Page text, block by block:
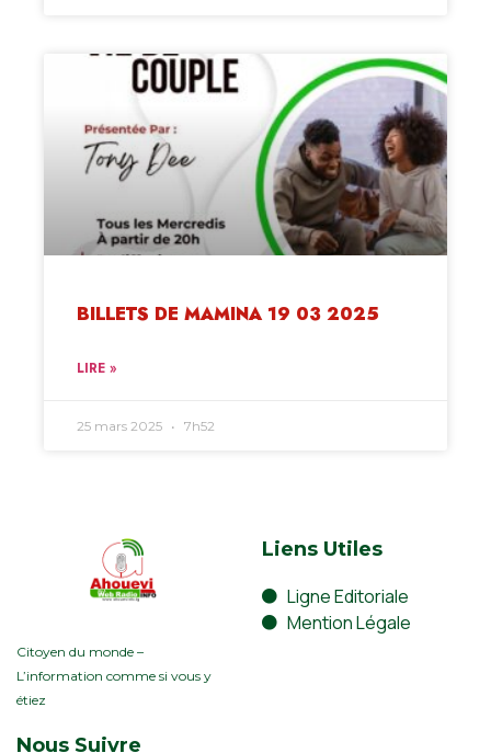
BILLETS DE MAMINA 19 03 2025
LIRE »
25 mars 2025 7h52
Citoyen du monde –
L’information comme si vous y
étiez
Liens Utiles
Ligne Editoriale
Mention Légale
Nous Suivre